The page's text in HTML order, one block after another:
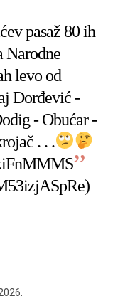
pasaž 80 ih
Narodne
levo od
Đorđević -
- Obućar -
. . .